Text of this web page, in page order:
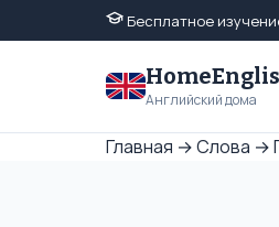
Бесплатное
Английский дома
Главная →Слова →